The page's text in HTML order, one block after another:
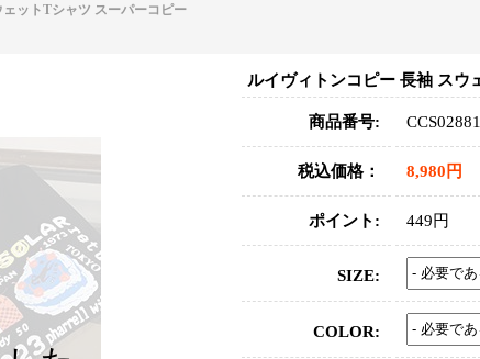
ットTシャツ スーパーコピー
ルイヴィトンコピー 長袖 スウ
商品番号:
税込価格： 8,980円
ポイント: 449円
SIZE:
COLOR: